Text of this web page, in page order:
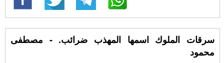
سرقات الملوك اسمها المهذب ضرائب. - مصطفى
محمود